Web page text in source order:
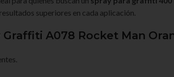
superiores en cada aplicación.
Graffiti A078 Rocket Man